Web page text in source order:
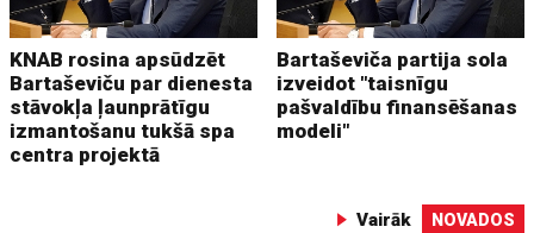
KNAB rosina apsūdzēt
Bartaševiču par dienesta
stāvokļa ļaunprātīgu
izmantošanu tukšā spa
centra projektā
Bartaševiča partija sola
izveidot "taisnīgu
pašvaldību finansēšanas
modeli"
Vairāk NOVADOS